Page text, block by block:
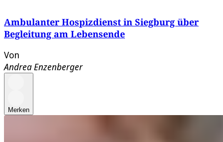
Ambulanter Hospizdienst in Siegburg über
Begleitung am Lebensende
Von
Andrea Enzenberger
Merken